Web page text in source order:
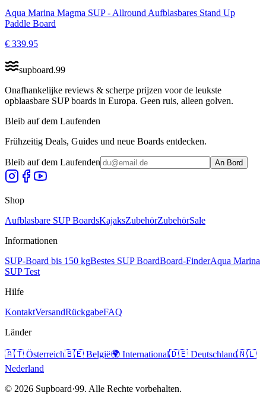
Aqua Marina Magma SUP - Allround Aufblasbares Stand Up
Paddle Board
€ 339.95
supboard.99
Onafhankelijke reviews & scherpe prijzen voor de leukste
opblaasbare SUP boards in Europa. Geen ruis, alleen golven.
Bleib auf dem Laufenden
Frühzeitig Deals, Guides und neue Boards entdecken.
Bleib auf dem Laufenden An Bord
Shop
Aufblasbare SUP BoardsKajaksZubehörZubehörSale
Informationen
SUP-Board bis 150 kgBestes SUP BoardBoard-FinderAqua Marina
SUP Test
Hilfe
KontaktVersandRückgabeFAQ
Länder
🇦🇹 Österreich🇧🇪 België🌍 International🇩🇪 Deutschland🇳🇱
Nederland
© 2026 Supboard·99. Alle Rechte vorbehalten.